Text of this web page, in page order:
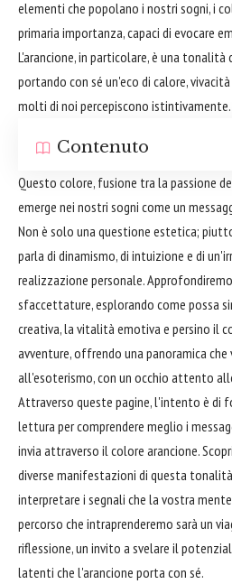
elementi che popolano i nostri sogni, i
primaria importanza, capaci di evocare
L'arancione, in particolare, è una tonalità
portando con sé un'eco di calore,
molti di noi percepiscono istintivamente.
Contenuto
Questo colore, fusione tra la passione
emerge nei nostri sogni come un
Non è solo una questione estetica;
parla di dinamismo, di intuizione e di
realizzazione personale.
sfaccettature, esplorando come possa
creativa, la vitalità emotiva e persino il
avventure, offrendo una panoramica
all'esoterismo, con un occhio attento
Attraverso queste pagine, l'intento è di
lettura per comprendere meglio i
invia attraverso il colore arancione.
diverse manifestazioni di questa
interpretare i segnali che la vostra
percorso che intraprenderemo sarà un
riflessione, un invito a svelare il
latenti che l'arancione porta con sé.